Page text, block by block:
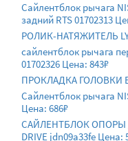
Сайлентблок рычага
задний RTS 01702313
РОЛИК-НАТЯЖИТЕЛЬ
сайлентблок рычага
01702326 Цена: 843₽
ПРОКЛАДКА ГОЛОВКИ
Сайлентблок рычага
Цена: 686₽
САЙЛЕНТБЛОК ОПОРЫ
DRIVE jdn09a33fe Цена: